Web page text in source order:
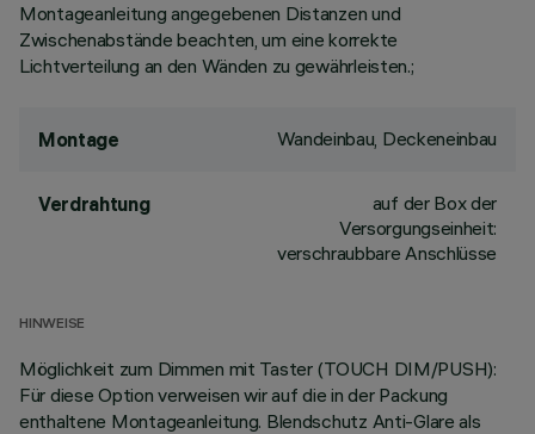
Montageanleitung angegebenen Distanzen und
Zwischenabstände beachten, um eine korrekte
Lichtverteilung an den Wänden zu gewährleisten.;
Montage Wandeinbau, Deckeneinbau
Verdrahtung
auf der Box der
Versorgungseinheit:
verschraubbare Anschlüsse
HINWEISE
Möglichkeit zum Dimmen mit Taster (TOUCH DIM/PUSH):
Für diese Option verweisen wir auf die in der Packung
enthaltene Montageanleitung. Blendschutz Anti-Glare als